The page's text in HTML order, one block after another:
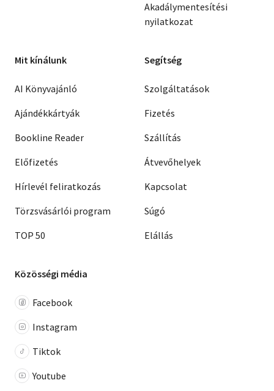
Akadálymentesítési
nyilatkozat
Mit kínálunk
AI Könyvajánló
Ajándékkártyák
Bookline Reader
Előfizetés
Hírlevél feliratkozás
Törzsvásárlói program
TOP 50
Segítség
Szolgáltatások
Fizetés
Szállítás
Átvevőhelyek
Kapcsolat
Súgó
Elállás
Közösségi média
Facebook
Instagram
Tiktok
Youtube